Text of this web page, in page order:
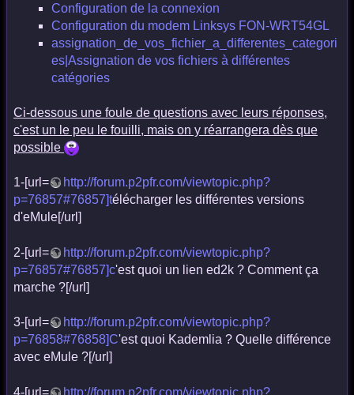
Configuration de la connexion
Configuration du modem Linksys FON-WRT54GL
assignation_de_vos_fichier_a_differentes_categori
es|Assignation de vos fichiers à différentes
catégories
Ci-dessous une foule de questions avec leurs réponses,
c'est un le peu le fouilli, mais on y réarrangera dès que
possible
1-[url=
http://forum.p2pfr.com/viewtopic.php?
p=76857#76857]télécharger les différentes versions
d'eMule[/url]
2-[url=
http://forum.p2pfr.com/viewtopic.php?
p=76857#76857]c'est quoi un lien ed2k ? Comment ça
marche ?[/url]
3-[url=
http://forum.p2pfr.com/viewtopic.php?
p=76858#76858]C'est quoi Kademlia ? Quelle différence
avec eMule ?[/url]
4-[url= http://forum.p2pfr.com/viewtopic.php?